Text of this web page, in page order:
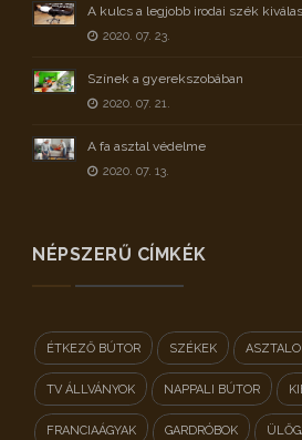
A kulcs a legjobb irodai szék
2020. 07. 23.
Színek a gyerekszobában
2020. 07. 21.
A fa asztal védelme
2020. 07. 13.
NÉPSZERŰ CÍMKÉK
ÉTKEZŐ BÚTOR SZÉKEK
TV ÁLLVÁNYOK NAPPALI BÚTOR
FRANCIAÁGYAK GARDRÓBOK